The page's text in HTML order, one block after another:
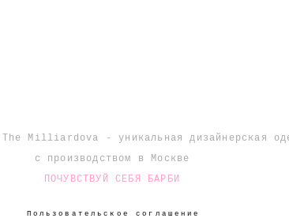
The Milliardova - уникальная дизайнерская
с производством в Москве
ПОЧУВСТВУЙ СЕБЯ БАРБИ
Пользовательское соглашение